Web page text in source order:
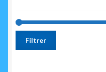
Filtrer